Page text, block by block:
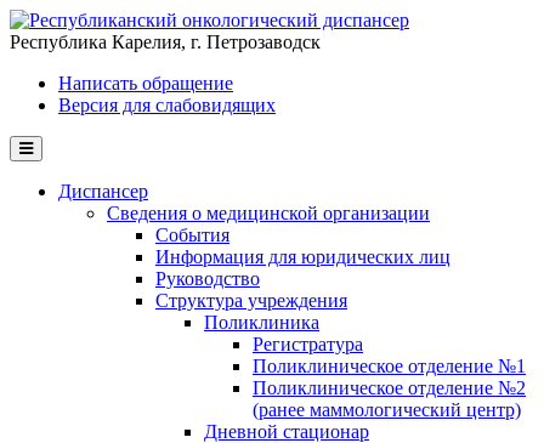
Перейти к основному содержанию
Республика Карелия, г. Петрозаводск
Написать обращение
Версия для слабовидящих
Диспансер
Сведения о медицинской организации
События
Информация для юридических лиц
Руководство
Структура учреждения
Поликлиника
Регистратура
Поликлиническое отделение №1
Поликлиническое отделение №2
(ранее маммологический центр)
Дневной стационар